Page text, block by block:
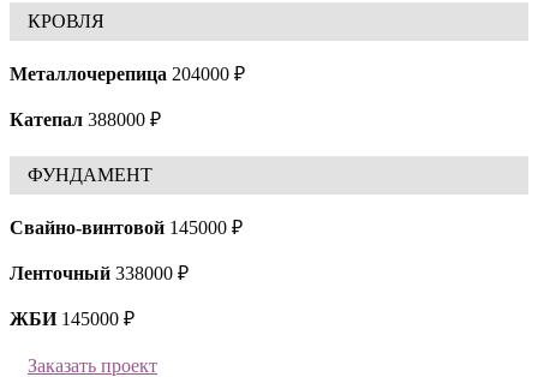
КРОВЛЯ
Металлочерепица 204000 ₽
Катепал 388000 ₽
ФУНДАМЕНТ
Свайно-винтовой 145000 ₽
Ленточный 338000 ₽
ЖБИ145000 ₽
Заказать проект